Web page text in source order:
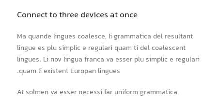
Connect to three devices at once
Ma quande lingues coalesce, li grammatica del resultant
lingue es plu simplic e regulari quam ti del coalescent
lingues. Li nov lingua franca va esser plu simplic e regulari
quam li existent Europan lingues.
At solmen va esser necessi far uniform grammatica,